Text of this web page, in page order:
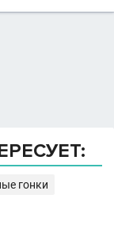
гонки